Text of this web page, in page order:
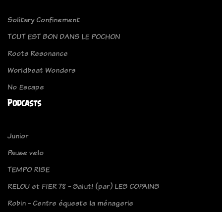
Solitary Confinement
TOUT EST BON DANS LE POCHON
Roots Resonance
Worldbeat Wonders
No Escape
Podcasts
Junior
Pause velo
TEMPO RISE
RELOU et FIER 78 - Salut! (par) LES COPAINS
Robin - Centre équeste la ménagerie